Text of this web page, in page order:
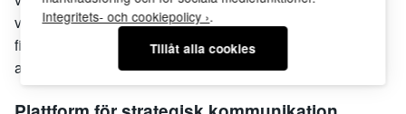
varandra eller i de slutna specialinriktade grupperna som
finns inom det mesta man är intresserad av. Facebook blir
alltså parallellt en plats för mer slutna diskussioner.
Integritets- och cookiepolicy ›.
Tillåt alla cookies